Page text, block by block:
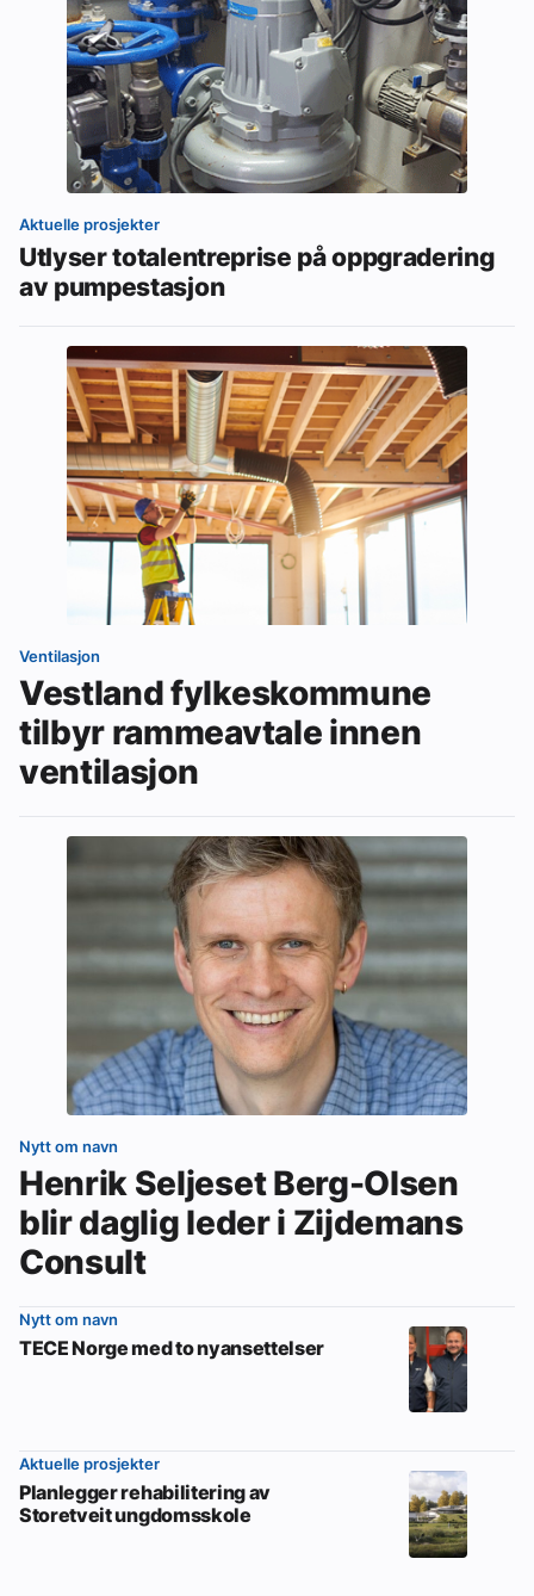
Aktuelle prosjekter
Utlyser totalentreprise på oppgradering
av pumpestasjon
Ventilasjon
Vestland fylkeskommune
tilbyr rammeavtale innen
ventilasjon
Nytt om navn
Henrik Seljeset Berg-Olsen
blir daglig leder i Zijdemans
Consult
Nytt om navn
TECE Norge med to nyansettelser
Aktuelle prosjekter
Planlegger rehabilitering av
Storetveit ungdomsskole